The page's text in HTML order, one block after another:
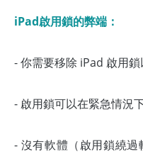
iPad啟用鎖的弊端：
- 你需要移除 iPad 啟用鎖
- 啟用鎖可以在緊急情況
- 沒有軟體（啟用鎖繞